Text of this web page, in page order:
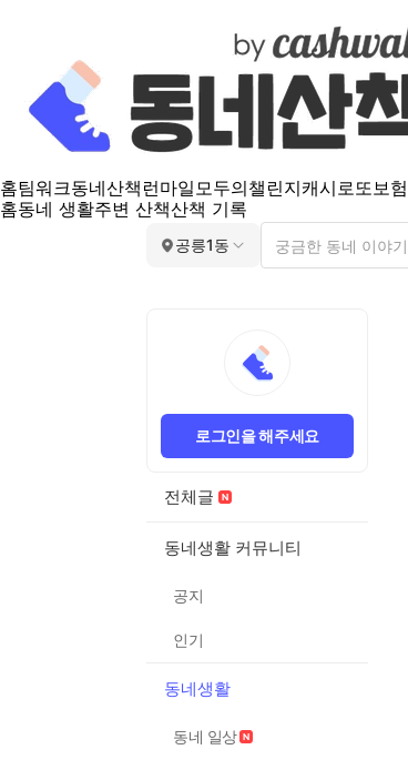
홈팀워크동네산책 런마일모두의챌린지캐시로또보험
홈동네 생활주변 산책산책 기록
공릉1동
로그인을 해주세요
전체글
동네생활 커뮤니티
공지
인기
동네생활
동네 일상